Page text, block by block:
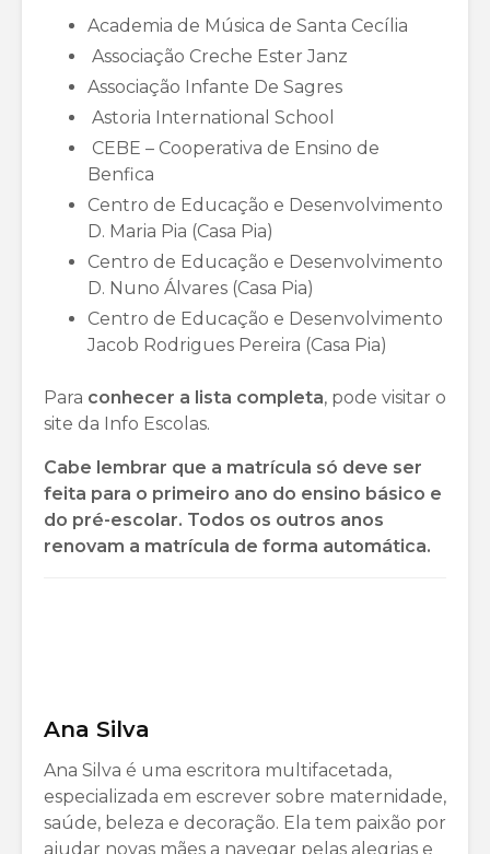
Academia de Música de Santa Cecília
Associação Creche Ester Janz
Associação Infante De Sagres
Astoria International School
CEBE – Cooperativa de Ensino de
Benfica
Centro de Educação e Desenvolvimento
D. Maria Pia (Casa Pia)
Centro de Educação e Desenvolvimento
D. Nuno Álvares (Casa Pia)
Centro de Educação e Desenvolvimento
Jacob Rodrigues Pereira (Casa Pia)
Para conhecer a lista completa, pode visitar o
site da Info Escolas.
Cabe lembrar que a matrícula só deve ser
feita para o primeiro ano do ensino básico e
do pré-escolar. Todos os outros anos
renovam a matrícula de forma automática.
Ana Silva
Ana Silva é uma escritora multifacetada,
especializada em escrever sobre maternidade,
saúde, beleza e decoração. Ela tem paixão por
ajudar novas mães a navegar pelas alegrias e